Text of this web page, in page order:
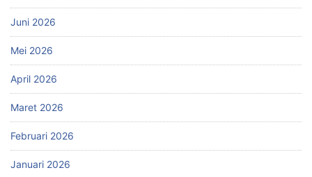
Juni 2026
Mei 2026
April 2026
Maret 2026
Februari 2026
Januari 2026